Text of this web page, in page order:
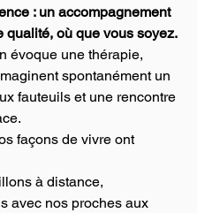
: un accompagnement
qualité, où que vous soyez.
évoque une thérapie,
spontanément un
fauteuils et une rencontre
façons de vivre ont
à distance,
avec nos proches aux